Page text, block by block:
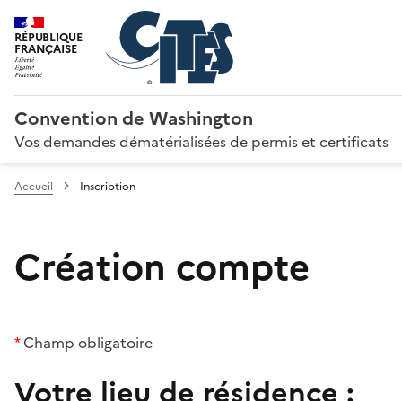
RÉPUBLIQUE
FRANÇAISE
Convention de Washington
Vos demandes dématérialisées de permis et certificats
Accueil Inscription
Création compte
*Champ obligatoire